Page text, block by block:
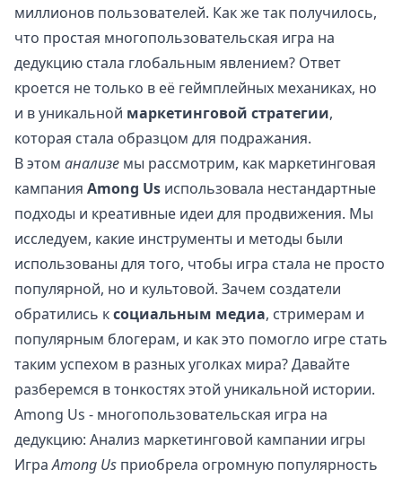
миллионов пользователей. Как же так получилось,
что простая многопользовательская игра на
дедукцию стала глобальным явлением? Ответ
кроется не только в её геймплейных механиках, но
и в уникальной маркетинговой стратегии,
которая стала образцом для подражания.
В этом анализе мы рассмотрим, как маркетинговая
кампания Among Us использовала нестандартные
подходы и креативные идеи для продвижения. Мы
исследуем, какие инструменты и методы были
использованы для того, чтобы игра стала не просто
популярной, но и культовой. Зачем создатели
обратились ксоциальным медиа, стримерам и
популярным блогерам, и как это помогло игре стать
таким успехом в разных уголках мира? Давайте
разберемся в тонкостях этой уникальной истории.
Among Us - многопользовательская игра на
дедукцию: Анализ маркетинговой кампании игры
ИграAmong Us приобрела огромную популярность